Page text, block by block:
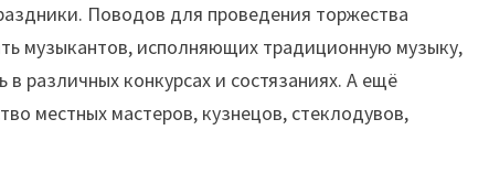
Поводов для проведения торжества
музыкантов, исполняющих традиционную музыку,
различных конкурсах и состязаниях. А ещё
местных мастеров, кузнецов, стеклодувов,